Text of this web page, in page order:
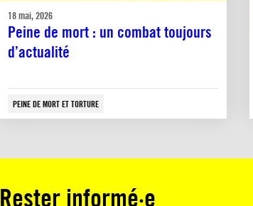
18 mai, 2026
Peine de mort : un combat toujours
d’actualité
PEINE DE MORT ET TORTURE
Rester informé·e